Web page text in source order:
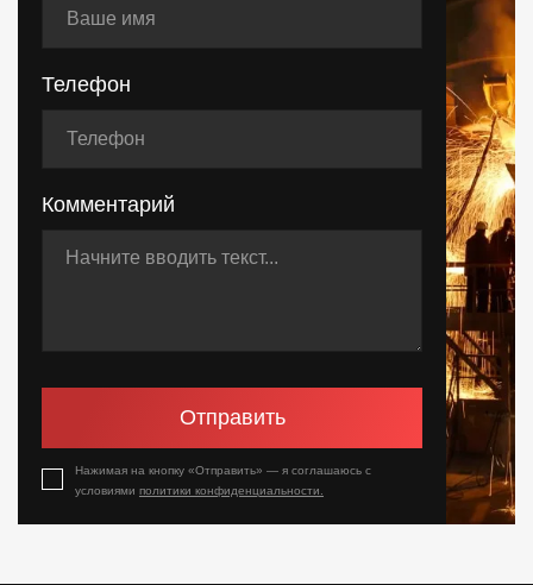
Телефон
Комментарий
Отправить
Нажимая на кнопку «Отправить» — я соглашаюсь с
условиями политики конфиденциальности.